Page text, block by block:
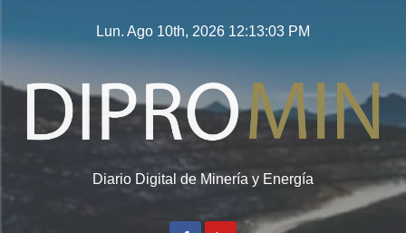
Lun. Ago 10th, 2026 12:13:03 PM
Diario Digital de Minería y Energía